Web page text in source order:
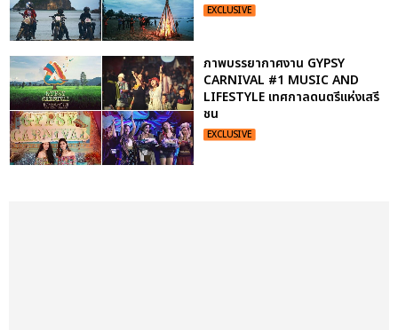
EXCLUSIVE
ภาพบรรยากาศงาน GYPSY
CARNIVAL #1 MUSIC AND
LIFESTYLE เทศกาลดนตรีแห่งเสรี
ชน
EXCLUSIVE